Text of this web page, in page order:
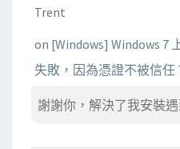
Trent
on [Windows] Windows 7
失敗，因為憑證不被信任
謝謝你，解決了我安裝